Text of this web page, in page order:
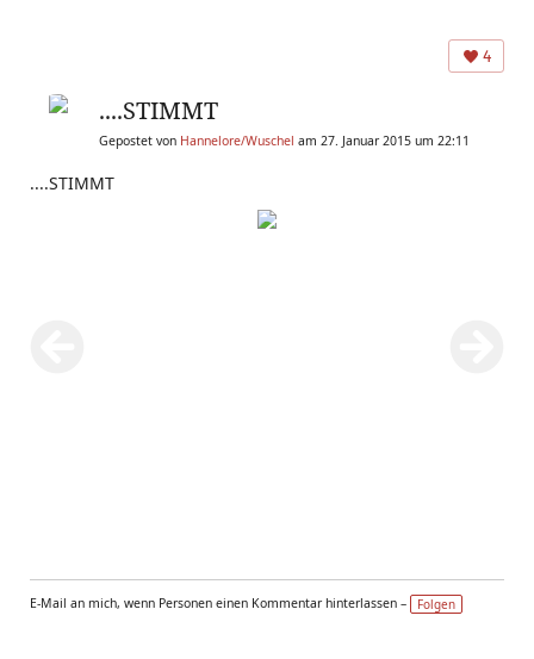
4
....STIMMT
Gepostet von Hannelore/Wuschel am 27. Januar 2015 um 22:11
....STIMMT
E-Mail an mich, wenn Personen einen Kommentar hinterlassen – Folgen